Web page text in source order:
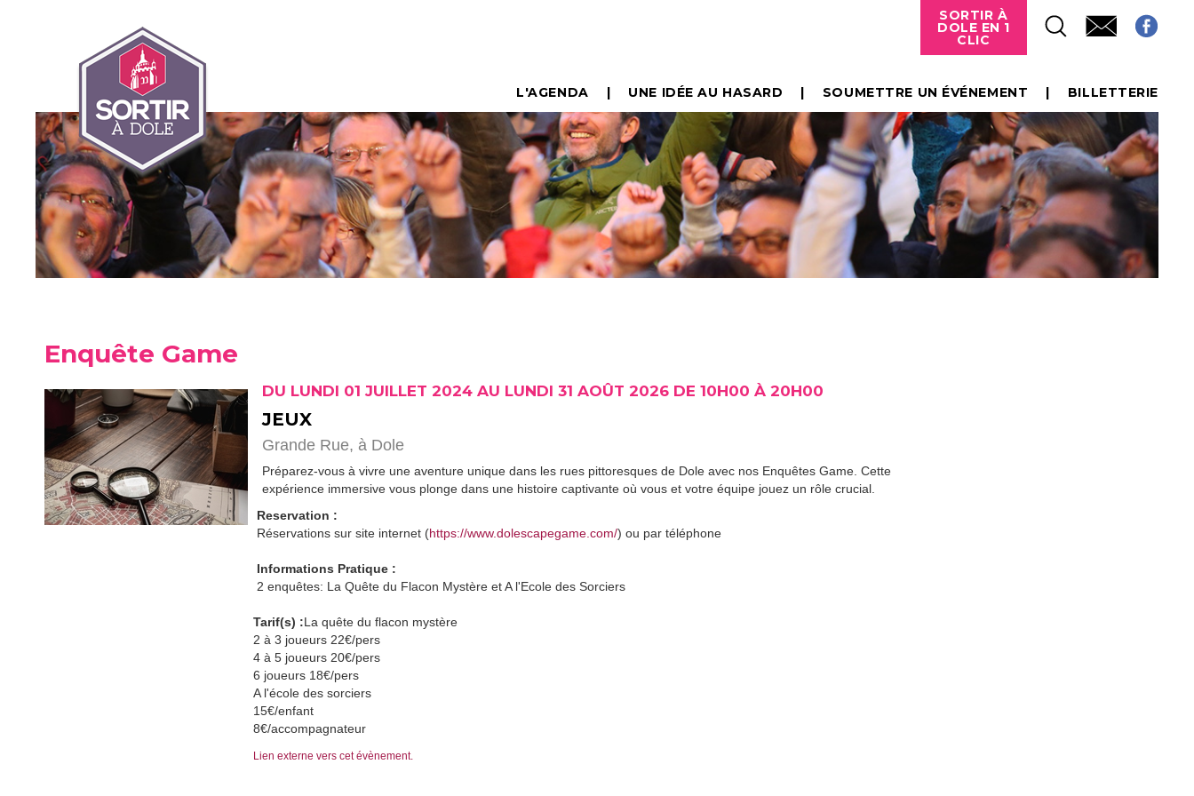
SORTIR À
DOLE EN 1
CLIC
L'AGENDA UNE IDÉE AU HASARD SOUMETTRE UN ÉVÉNEMENT BILLETTERIE
Enquête Game
DU LUNDI 01 JUILLET 2024 AU LUNDI 31 AOÛT 2026 DE 10H00 À 20H00
JEUX
Grande Rue, à Dole
Préparez-vous à vivre une aventure unique dans les rues pittoresques de Dole avec nos Enquêtes Game. Cette
expérience immersive vous plonge dans une histoire captivante où vous et votre équipe jouez un rôle crucial.
Reservation :
Réservations sur site internet (https://www.dolescapegame.com/) ou par téléphone
Informations Pratique :
2 enquêtes: La Quête du Flacon Mystère et A l'Ecole des Sorciers
Tarif(s) :La quête du flacon mystère
2 à 3 joueurs 22€/pers
4 à 5 joueurs 20€/pers
6 joueurs 18€/pers
A l'école des sorciers
15€/enfant
8€/accompagnateur
Lien externe vers cet évènement.